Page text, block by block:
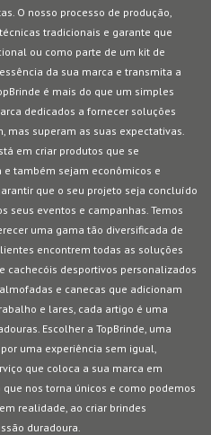
O nosso processo de produção,
tradicionais e garante que
ou como parte de um kit de
da sua marca e transmita a
é mais do que um simples
dedicados a fornecer soluções
mas superam as suas expectativas.
em criar produtos que se
também sejam econômicos e
que o seu projeto seja concluído
seus eventos e campanhas. Temos
uma gama tão diversificada de
encontrem todas as soluções
cachecóis desportivos personalizados
e canecas que adicionam
e lares, cada artigo é uma
Escolher a TopBrinde, uma
uma experiência sem igual,
que coloca a sua marca em
nos torna únicos e como podemos
realidade, ao criar brindes
duradoura.